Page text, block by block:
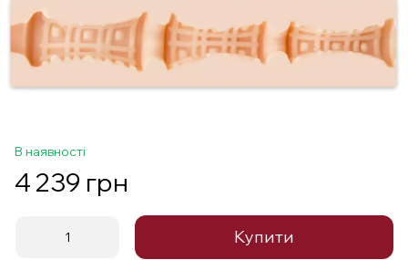
В наявності
4 239 грн
Купити